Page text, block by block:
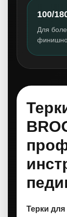
100/
Для
Терки для